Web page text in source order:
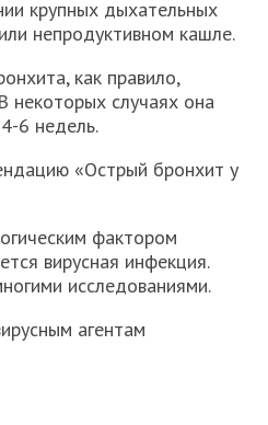
крупных дыхательных
непродуктивном кашле.
как правило,
некоторых случаях она
6 недель.
«Острый бронхит у
фактором
вирусная инфекция.
исследованиями.
агентам